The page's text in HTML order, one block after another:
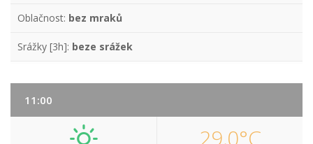
Oblačnost: bez mraků
Srážky [3h]: beze srážek
11:00
29,0°C